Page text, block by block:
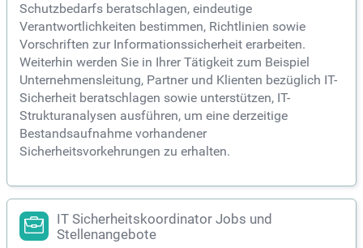
Schutzbedarfs beratschlagen, eindeutige
Verantwortlichkeiten bestimmen, Richtlinien sowie
Vorschriften zur Informationssicherheit erarbeiten.
Weiterhin werden Sie in Ihrer Tätigkeit zum Beispiel
Unternehmensleitung, Partner und Klienten bezüglich IT-
Sicherheit beratschlagen sowie unterstützen, IT-
Strukturanalysen ausführen, um eine derzeitige
Bestandsaufnahme vorhandener
Sicherheitsvorkehrungen zu erhalten.
IT Sicherheitskoordinator Jobs und
Stellenangebote